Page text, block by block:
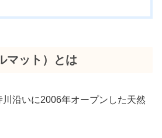
マット）とは
沿いに2006年オープンした天然